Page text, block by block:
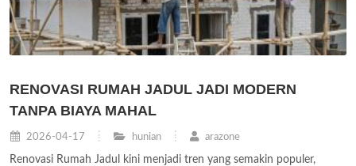
RENOVASI RUMAH JADUL JADI MODERN
TANPA BIAYA MAHAL
2026-04-17 hunian arazone
Renovasi Rumah Jadul kini menjadi tren yang semakin populer,